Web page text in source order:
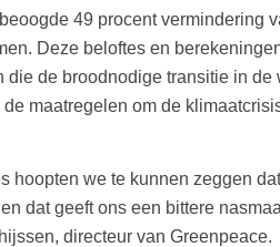
49 procent
Deze beloftes en
de broodnodige transitie in de
maatregelen om de
hoopten we te kunnen zeggen
dat geeft ons een bittere
directeur van Greenpeace.